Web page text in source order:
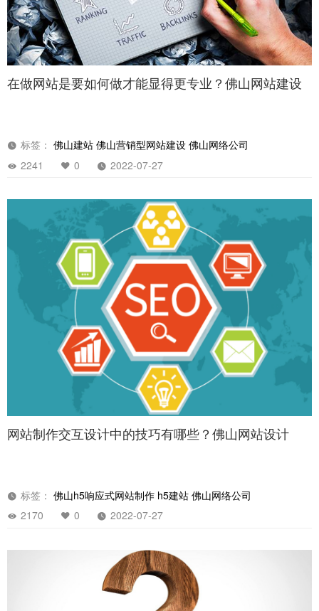
在做网站是要如何做才能显得更专业？佛山网站建设
标签： 佛山建站 佛山营销型网站建设 佛山网络公司
2241
0 2022-07-27
网站制作交互设计中的技巧有哪些？佛山网站设计
标签： 佛山h5响应式网站制作 h5建站 佛山网络公司
2170
0 2022-07-27